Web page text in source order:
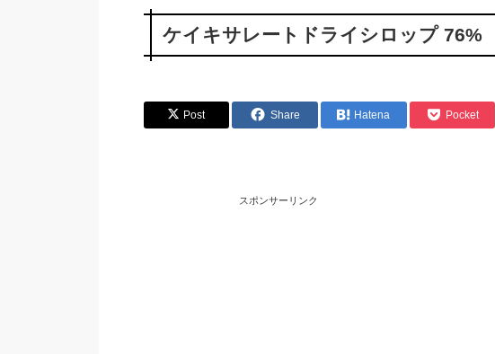
ケイキサレートドライシロップ 76%
Post Share Hatena Pocket
スポンサーリンク